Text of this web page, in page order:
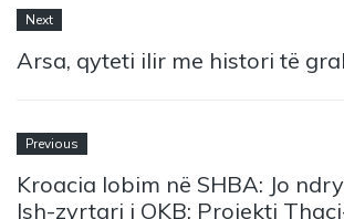
Next
Arsa, qyteti ilir me histori të
Previous
Kroacia lobim në SHBA: Jo
Ish-zyrtari i OKB: Projekti